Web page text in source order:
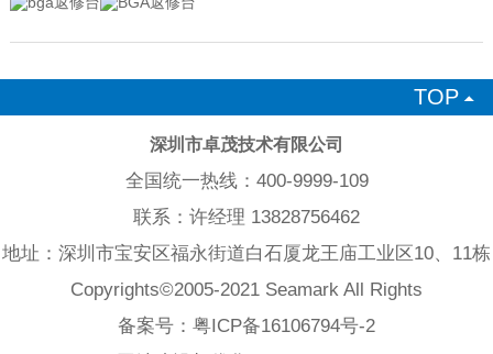
TOP
深圳市卓茂技术有限公司
全国统一热线：400-9999-109
联系：许经理 13828756462
地址：深圳市宝安区福永街道白石厦龙王庙工业区10、11栋
Copyrights©2005-2021 Seamark All Rights
备案号： 粤ICP备16106794号-2